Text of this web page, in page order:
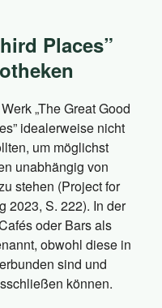
Places”
„The Great Good
idealerweise nicht
um möglichst
unabhängig von
stehen (Project for
2023, S. 222). In der
oder Bars als
obwohl diese in
sind und
können.